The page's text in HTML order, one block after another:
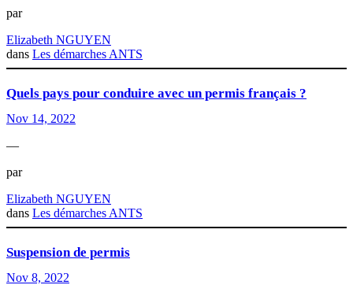
par
Elizabeth NGUYEN
dans Les démarches ANTS
Quels pays pour conduire avec un permis français ?
Nov 14, 2022
—
par
Elizabeth NGUYEN
dans Les démarches ANTS
Suspension de permis
Nov 8, 2022